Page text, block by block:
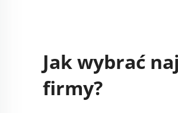
Jak wybrać
firmy?